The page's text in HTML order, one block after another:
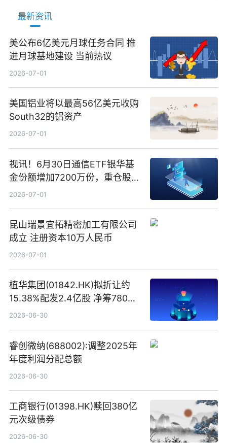
最新资讯
美公布6亿美元月球任务合同 推
进月球基地建设 当前热议
2026-07-01
美国铝业将以最高56亿美元收购
South32的铝资产
2026-07-01
视讯！6月30日通信ETF银华基
金份额增加7200万份，重仓股新
易盛、中际旭创、立讯精密
2026-07-01
昆山瑞景宜拓精密加工有限公司
成立 注册资本10万人民币
2026-07-01
植华集团(01842.HK)拟折让约
15.38%配发2.4亿股 净筹780万
港元
2026-06-30
睿创微纳(688002):调整2025年
年度利润分配总额
2026-06-30
工商银行(01398.HK)赎回380亿
元次级债券
2026-06-30